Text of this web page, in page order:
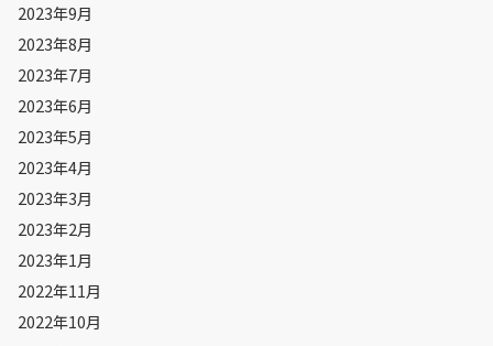
2023年9月
2023年8月
2023年7月
2023年6月
2023年5月
2023年4月
2023年3月
2023年2月
2023年1月
2022年11月
2022年10月